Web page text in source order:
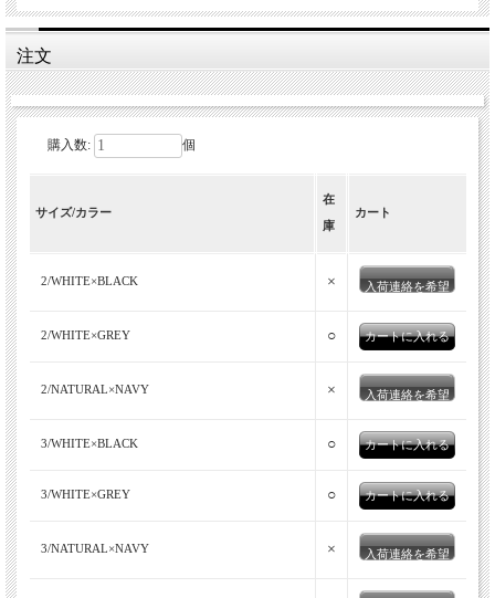
注文
購入数: 個
サイズ/カラー
在
庫
カート
2/WHITE×BLACK × 入荷連絡を希望
2/WHITE×GREY ○
2/NATURAL×NAVY × 入荷連絡を希望
3/WHITE×BLACK ○
3/WHITE×GREY ○
3/NATURAL×NAVY × 入荷連絡を希望